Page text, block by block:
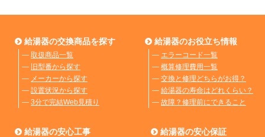
給湯器の交換商品を探す
― 取扱商品一覧
― 旧型番から探す
― メーカーから探す
― 設置状況から探す
― 3分で完結Web見積り
給湯器のお役立ち情報
― エラーコード一覧
― 概算修理費用一覧
― 交換と修理どちらがお得？
― 給湯器の寿命はどれくらい？
― 故障？修理前にできること
給湯器の安心工事 給湯器の安心保証